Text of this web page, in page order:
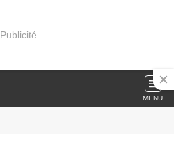
Publicité
MENU